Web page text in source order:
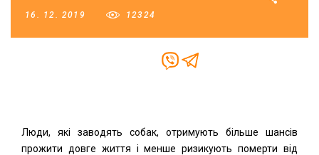
16. 12. 2019 12324
Люди, які заводять собак, отримують більше шансів
прожити довге життя і менше ризикують померти від